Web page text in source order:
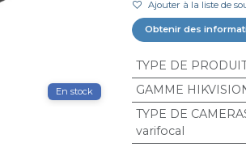
En stock
Ajouter à la liste de
Obtenir des
TYPE DE
GAMME
TYPE DE
varifocal